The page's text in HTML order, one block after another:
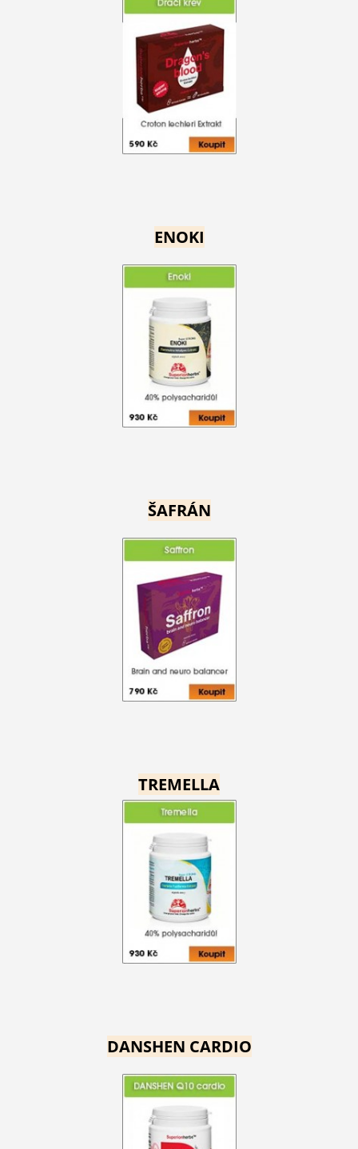
ENOKI
ŠAFRÁN
TREMELLA
DANSHEN CARDIO